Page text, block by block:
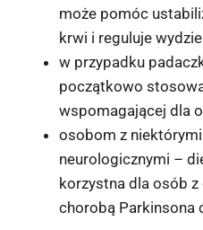
może pomóc
krwi i reguluje
w przypadku
początkowo
wspomagającej dla
osobom z
neurologicznymi –
korzystna dla osób
chorobą Parkinsona